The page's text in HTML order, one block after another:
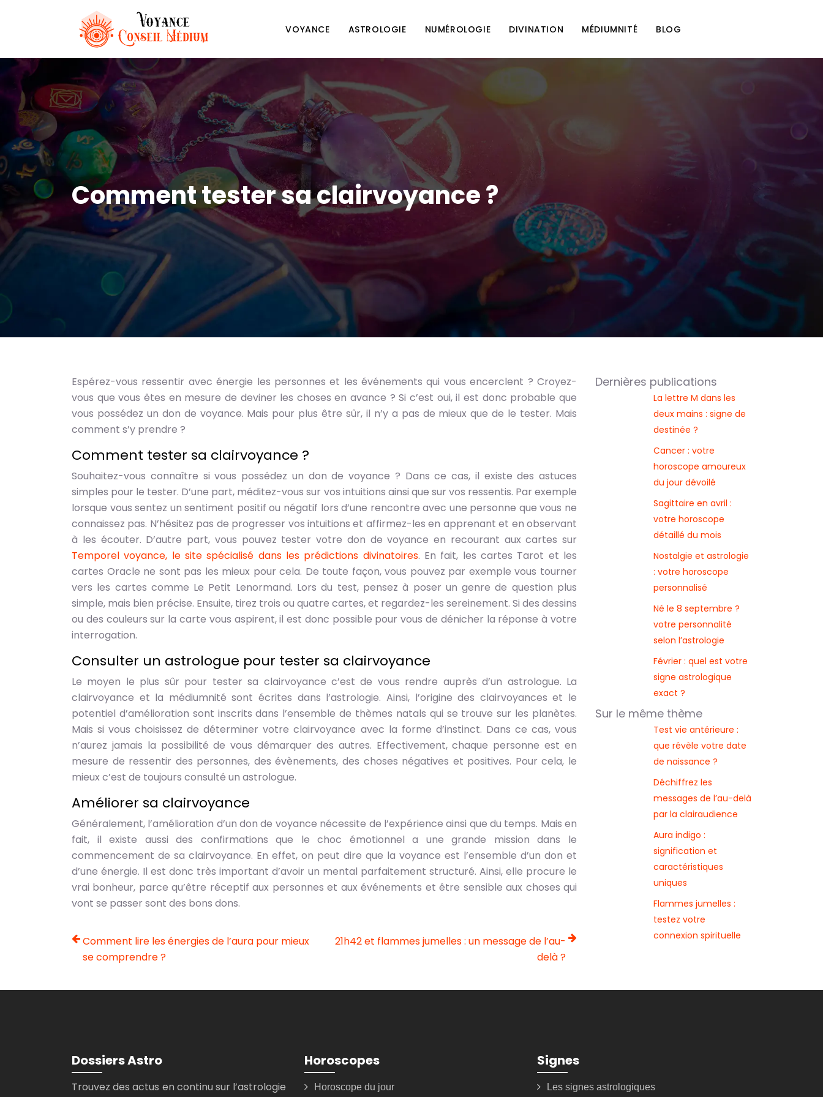
VOYANCE ASTROLOGIE NUMÉROLOGIE DIVINATION MÉDIUMNITÉ BLOG
Comment tester sa clairvoyance ?
Espérez-vous ressentir avec énergie les personnes et les événements qui vous encerclent ? Croyez-
vous que vous êtes en mesure de deviner les choses en avance ? Si c’est oui, il est donc probable que
vous possédez un don de voyance. Mais pour plus être sûr, il n’y a pas de mieux que de le tester. Mais
comment s’y prendre ?
Comment tester sa clairvoyance ?
Souhaitez-vous connaître si vous possédez un don de voyance ? Dans ce cas, il existe des astuces
simples pour le tester. D’une part, méditez-vous sur vos intuitions ainsi que sur vos ressentis. Par exemple
lorsque vous sentez un sentiment positif ou négatif lors d’une rencontre avec une personne que vous ne
connaissez pas. N’hésitez pas de progresser vos intuitions et affirmez-les en apprenant et en observant
à les écouter. D’autre part, vous pouvez tester votre don de voyance en recourant aux cartes sur
Temporel voyance, le site spécialisé dans les prédictions divinatoires. En fait, les cartes Tarot et les
cartes Oracle ne sont pas les mieux pour cela. De toute façon, vous pouvez par exemple vous tourner
vers les cartes comme Le Petit Lenormand. Lors du test, pensez à poser un genre de question plus
simple, mais bien précise. Ensuite, tirez trois ou quatre cartes, et regardez-les sereinement. Si des dessins
ou des couleurs sur la carte vous aspirent, il est donc possible pour vous de dénicher la réponse à votre
interrogation.
Consulter un astrologue pour tester sa clairvoyance
Le moyen le plus sûr pour tester sa clairvoyance c’est de vous rendre auprès d’un astrologue. La
clairvoyance et la médiumnité sont écrites dans l’astrologie. Ainsi, l’origine des clairvoyances et le
potentiel d’amélioration sont inscrits dans l’ensemble de thèmes natals qui se trouve sur les planètes.
Mais si vous choisissez de déterminer votre clairvoyance avec la forme d’instinct. Dans ce cas, vous
n’aurez jamais la possibilité de vous démarquer des autres. Effectivement, chaque personne est en
mesure de ressentir des personnes, des évènements, des choses négatives et positives. Pour cela, le
mieux c’est de toujours consulté un astrologue.
Améliorer sa clairvoyance
Généralement, l’amélioration d’un don de voyance nécessite de l’expérience ainsi que du temps. Mais en
fait, il existe aussi des confirmations que le choc émotionnel a une grande mission dans le
commencement de sa clairvoyance. En effet, on peut dire que la voyance est l’ensemble d’un don et
d’une énergie. Il est donc très important d’avoir un mental parfaitement structuré. Ainsi, elle procure le
vrai bonheur, parce qu’être réceptif aux personnes et aux événements et être sensible aux choses qui
vont se passer sont des bons dons.
Comment lire les énergies de l’aura pour mieux
se comprendre ?
21h42 et flammes jumelles : un message de l’au-
delà ?
Dernières publications
La lettre M dans les
deux mains : signe de
destinée ?
Cancer : votre
horoscope amoureux
du jour dévoilé
Sagittaire en avril :
votre horoscope
détaillé du mois
Nostalgie et astrologie
: votre horoscope
personnalisé
Né le 8 septembre ?
votre personnalité
selon l’astrologie
Février : quel est votre
signe astrologique
exact ?
Sur le même thème
Test vie antérieure :
que révèle votre date
de naissance ?
Déchiffrez les
messages de l’au-delà
par la clairaudience
Aura indigo :
signification et
caractéristiques
uniques
Flammes jumelles :
testez votre
connexion spirituelle
Dossiers Astro
Trouvez des actus en continu sur l’astrologie
Horoscopes
Horoscope du jour
Signes
Les signes astrologiques